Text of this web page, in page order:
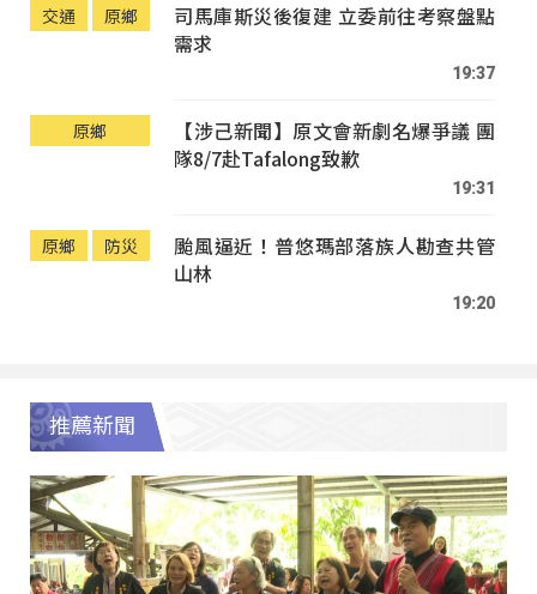
交通 原鄉
司馬庫斯災後復建 立委前往考察盤點
需求
19:37
原鄉
【涉己新聞】原文會新劇名爆爭議 團
隊8/7赴Tafalong致歉
19:31
原鄉 防災
颱風逼近！普悠瑪部落族人勘查共管
山林
19:20
推薦新聞